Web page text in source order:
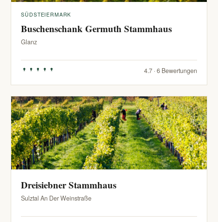
SÜDSTEIERMARK
Buschenschank Germuth Stammhaus
Glanz
4.7 · 6 Bewertungen
Dreisiebner Stammhaus
Sulztal An Der Weinstraße